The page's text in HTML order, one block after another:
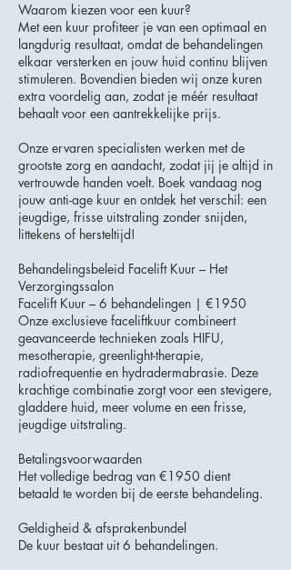
Waarom kiezen voor een kuur?
Met een kuur profiteer je van een optimaal en
langdurig resultaat, omdat de behandelingen
elkaar versterken en jouw huid continu blijven
stimuleren. Bovendien bieden wij onze kuren
extra voordelig aan, zodat je méér resultaat
behaalt voor een aantrekkelijke prijs.
Onze ervaren specialisten werken met de
grootste zorg en aandacht, zodat jij je altijd in
vertrouwde handen voelt. Boek vandaag nog
jouw anti-age kuur en ontdek het verschil: een
jeugdige, frisse uitstraling zonder snijden,
littekens of hersteltijd!
Behandelingsbeleid Facelift Kuur – Het
Verzorgingssalon
Facelift Kuur – 6 behandelingen | €1950
Onze exclusieve faceliftkuur combineert
geavanceerde technieken zoals HIFU,
mesotherapie, greenlight-therapie,
radiofrequentie en hydradermabrasie. Deze
krachtige combinatie zorgt voor een stevigere,
gladdere huid, meer volume en een frisse,
jeugdige uitstraling.
Betalingsvoorwaarden
Het volledige bedrag van €1950 dient
betaald te worden bij de eerste behandeling.
Geldigheid & afsprakenbundel
De kuur bestaat uit 6 behandelingen.